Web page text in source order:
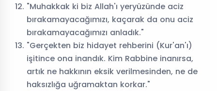
"Muhakkak ki biz Allah'ı yeryüzünde aciz
bırakamayacağımızı, kaçarak da onu aciz
bırakamayacağımızı anladık."
"Gerçekten biz hidayet rehberini (Kur'an'ı)
işitince ona inandık. Kim Rabbine inanırsa,
artık ne hakkının eksik verilmesinden, ne de
haksızlığa uğramaktan korkar."